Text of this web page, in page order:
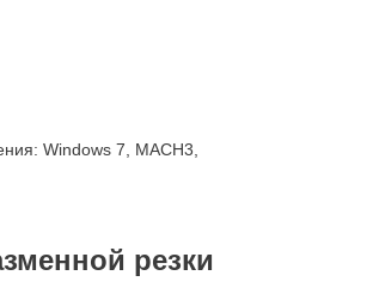
Windows 7, MACH3,
резки